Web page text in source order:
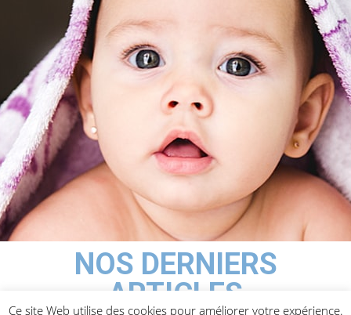
NOS DERNIERS
ARTICLES
Ce site Web utilise des cookies pour améliorer votre expérience.